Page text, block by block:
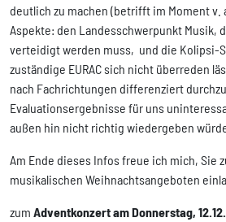
deutlich zu machen (betrifft im Moment v.
Aspekte: den Landesschwerpunkt Musik,
verteidigt werden muss, und die Kolipsi-
zuständige EURAC sich nicht überreden
nach Fachrichtungen differenziert
Evaluationsergebnisse für uns
außen hin nicht richtig wiedergeben
Am Ende dieses Infos freue ich mich, Sie
musikalischen Weihnachtsangeboten
zum Adventkonzert am Donnerstag,